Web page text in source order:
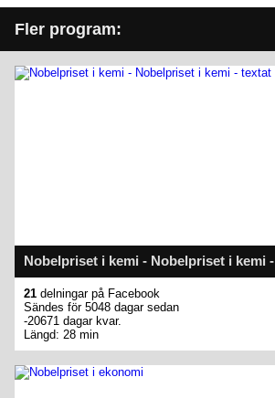
Fler program:
Nobelpriset i kemi - Nobelpriset i kemi
21 delningar på Facebook
Sändes för 5048 dagar sedan
-20671 dagar kvar.
Längd: 28 min